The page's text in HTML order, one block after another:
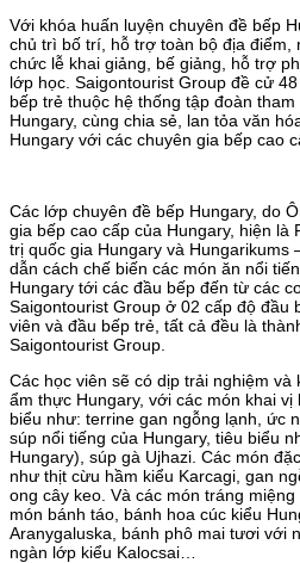
Với khóa huấn luyện chuyên đề bếp
chủ trì bố trí, hỗ trợ toàn bộ địa điểm,
chức lễ khai giảng, bế giảng, hỗ trợ
lớp học. Saigontourist Group đề cử
bếp trẻ thuộc hệ thống tập đoàn
Hungary, cùng chia sẻ, lan tỏa văn
Hungary với các chuyên gia bếp cao
Các lớp chuyên đề bếp Hungary, do
gia bếp cao cấp của Hungary, hiện là
trị quốc gia Hungary và Hungarikums
dẫn cách chế biến các món ăn nổi
Hungary tới các đầu bếp đến từ các
Saigontourist Group ở 02 cấp độ đầu
viên và đầu bếp trẻ, tất cả đều là
Saigontourist Group.
Các học viên sẽ có dịp trải nghiệm và
ẩm thực Hungary, với các món khai
biểu như: terrine gan ngỗng lạnh, ức
súp nổi tiếng của Hungary, tiêu biểu
Hungary), súp gà Ujhazi. Các món
như thịt cừu hầm kiểu Karcagi, gan
ong cây keo. Và các món tráng
món bánh táo, bánh hoa cúc kiểu
Aranygaluska, bánh phô mai tươi với
ngàn lớp kiểu Kalocsai…